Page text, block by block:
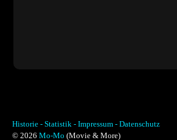
Historie - Statistik - Impressum - Datenschutz
© 2026 Mo-Mo (Movie & More)